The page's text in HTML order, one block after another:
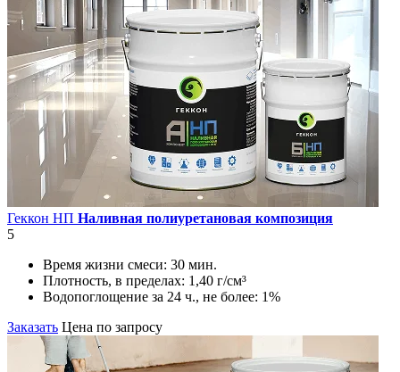
Геккон НП Наливная полиуретановая композиция
5
Время жизни смеси: 30 мин.
Плотность, в пределах: 1,40 г/см³
Водопоглощение за 24 ч., не более: 1%
Заказать Цена по запросу